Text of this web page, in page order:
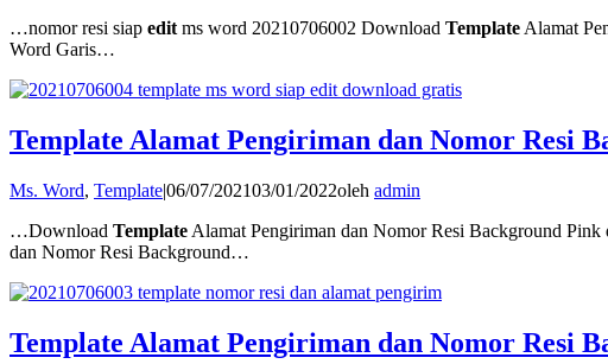
…nomor resi siap edit ms word 20210706002 Download Template Alamat
Word Garis…
Template Alamat Pengiriman dan Nomor Resi
Ms. Word, Template|06/07/202103/01/2022oleh admin
…Download Template Alamat Pengiriman dan Nomor Resi Background Pink
dan Nomor Resi Background…
Template Alamat Pengiriman dan Nomor Resi